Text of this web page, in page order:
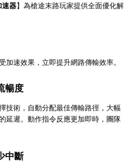
速器】為槍途末路玩家提供全面優化解
加速效果，立即提升網路傳輸效率。
暢度
技術，自動分配最佳傳輸路徑，大幅
延遲。動作指令反應更加即時，團隊
中斷